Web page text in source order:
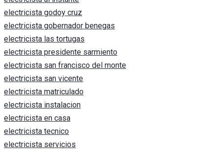
electricista godoy cruz
electricista gobernador benegas
electricista las tortugas
electricista presidente sarmiento
electricista san francisco del monte
electricista san vicente
electricista matriculado
electricista instalacion
electricista en casa
electricista tecnico
electricista servicios